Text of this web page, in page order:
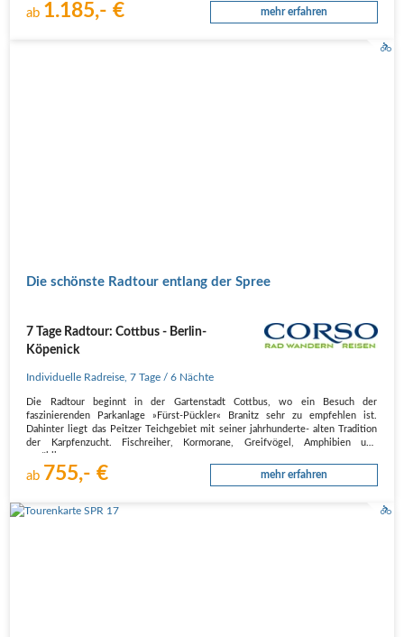
ab 1.185,- € mehr erfahren
Die schönste Radtour entlang der Spree
7 Tage Radtour: Cottbus - Berlin-
Köpenick
Individuelle Radreise ,7 Tage / 6 Nächte
Die Radtour beginnt in der Gartenstadt Cottbus, wo ein Besuch der
faszinierenden Parkanlage »Fürst-Pückler« Branitz sehr zu empfehlen ist.
Dahinter liegt das Peitzer Teichgebiet mit seiner jahrhunderte- alten Tradition
der Karpfenzucht. Fischreiher, Kormorane, Greifvögel, Amphibien und
ab 755,- € mehr erfahren